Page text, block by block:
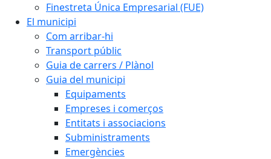
Finestreta Única Empresarial (FUE)
El municipi
Com arribar-hi
Transport públic
Guia de carrers / Plànol
Guia del municipi
Equipaments
Empreses i comerços
Entitats i associacions
Subministraments
Emergències